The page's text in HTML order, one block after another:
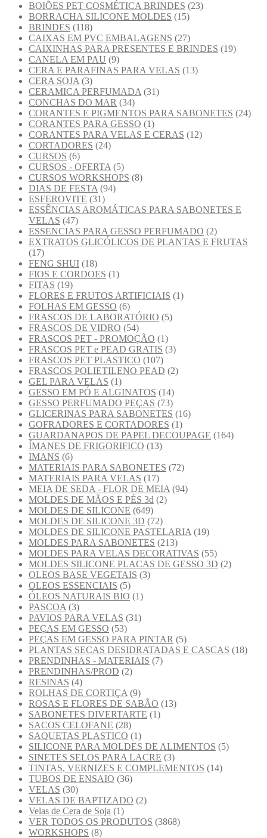
BOIÕES PET COSMÉTICA BRINDES (23)
BORRACHA SILICONE MOLDES (15)
BRINDES (118)
CAIXAS EM PVC EMBALAGENS (27)
CAIXINHAS PARA PRESENTES E BRINDES (19)
CANELA EM PAU (9)
CERA E PARAFINAS PARA VELAS (13)
CERA SOJA (3)
CERAMICA PERFUMADA (31)
CONCHAS DO MAR (34)
CORANTES E PIGMENTOS PARA SABONETES (24)
CORANTES PARA GESSO (1)
CORANTES PARA VELAS E CERAS (12)
CORTADORES (24)
CURSOS (6)
CURSOS - OFERTA (5)
CURSOS WORKSHOPS (8)
DIAS DE FESTA (94)
ESFEROVITE (31)
ESSÊNCIAS AROMÁTICAS PARA SABONETES E
VELAS (47)
ESSENCIAS PARA GESSO PERFUMADO (2)
EXTRATOS GLICÓLICOS DE PLANTAS E FRUTAS
(17)
FENG SHUI (18)
FIOS E CORDOES (1)
FITAS (19)
FLORES E FRUTOS ARTIFICIAIS (1)
FOLHAS EM GESSO (6)
FRASCOS DE LABORATÓRIO (5)
FRASCOS DE VIDRO (54)
FRASCOS PET - PROMOÇÃO (1)
FRASCOS PET e PEAD GRATIS (3)
FRASCOS PET PLASTICO (107)
FRASCOS POLIETILENO PEAD (2)
GEL PARA VELAS (1)
GESSO EM PÓ E ALGINATOS (14)
GESSO PERFUMADO PEÇAS (73)
GLICERINAS PARA SABONETES (16)
GOFRADORES E CORTADORES (1)
GUARDANAPOS DE PAPEL DECOUPAGE (164)
ÍMANES DE FRIGORIFICO (13)
IMANS (6)
MATERIAIS PARA SABONETES (72)
MATERIAIS PARA VELAS (17)
MEIA DE SEDA - FLOR DE MEIA (94)
MOLDES DE MÃOS E PÉS 3d (2)
MOLDES DE SILICONE (649)
MOLDES DE SILICONE 3D (72)
MOLDES DE SILICONE PASTELARIA (19)
MOLDES PARA SABONETES (213)
MOLDES PARA VELAS DECORATIVAS (55)
MOLDES SILICONE PLACAS DE GESSO 3D (2)
OLEOS BASE VEGETAIS (3)
OLEOS ESSENCIAIS (5)
ÓLEOS NATURAIS BIO (1)
PASCOA (3)
PAVIOS PARA VELAS (31)
PEÇAS EM GESSO (53)
PEÇAS EM GESSO PARA PINTAR (5)
PLANTAS SECAS DESIDRATADAS E CASCAS (18)
PRENDINHAS - MATERIAIS (7)
PRENDINHAS/PROD (2)
RESINAS (4)
ROLHAS DE CORTIÇA (9)
ROSAS E FLORES DE SABÃO (13)
SABONETES DIVERTARTE (1)
SACOS CELOFANE (28)
SAQUETAS PLASTICO (1)
SILICONE PARA MOLDES DE ALIMENTOS (5)
SINETES SELOS PARA LACRE (3)
TINTAS, VERNIZES E COMPLEMENTOS (14)
TUBOS DE ENSAIO (36)
VELAS (30)
VELAS DE BAPTIZADO (2)
Velas de Cera de Soja (1)
VER TODOS OS PRODUTOS (3868)
WORKSHOPS (8)